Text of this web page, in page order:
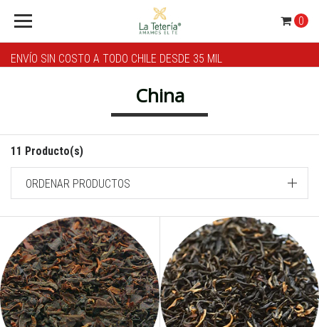
ENVÍO SIN COSTO A TODO CHILE DESDE 35 MIL
0
China
11 Producto(s)
ORDENAR PRODUCTOS